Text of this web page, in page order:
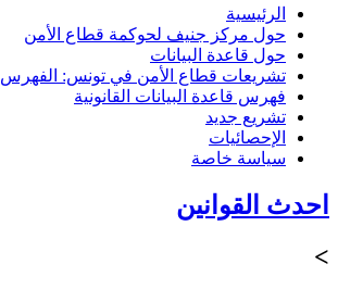
الرئيسية
حول مركز جنيف لحوكمة قطاع الأمن
حول قاعدة البيانات
تشريعات قطاع الأمن في تونس: الفهرس 1956-2011
فهرس قاعدة البيانات القانونية
تشريع جديد
الإحصائيات
سياسة خاصة
احدث القوانين
>